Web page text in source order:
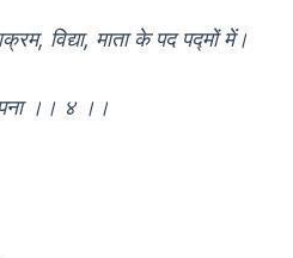
विद्या, माता के पद पद्मों में।
।। ४ ।।